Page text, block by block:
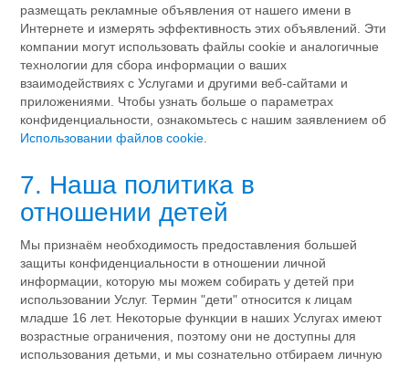
размещать рекламные объявления от нашего имени в
Интернете и измерять эффективность этих объявлений. Эти
компании могут использовать файлы cookie и аналогичные
технологии для сбора информации о ваших
взаимодействиях с Услугами и другими веб-сайтами и
приложениями. Чтобы узнать больше о параметрах
конфиденциальности, ознакомьтесь с нашим заявлением об
Использовании файлов cookie
7. Наша политика в
отношении детей
Мы признаём необходимость предоставления большей
защиты конфиденциальности в отношении личной
информации, которую мы можем собирать у детей при
использовании Услуг. Термин "дети" относится к лицам
младше 16 лет. Некоторые функции в наших Услугах имеют
возрастные ограничения, поэтому они не доступны для
использования детьми, и мы сознательно отбираем личную